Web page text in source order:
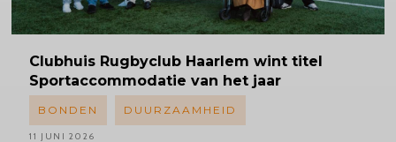
Clubhuis Rugbyclub Haarlem wint titel
Sportaccommodatie van het jaar
BONDEN DUURZAAMHEID
11 JUNI 2026